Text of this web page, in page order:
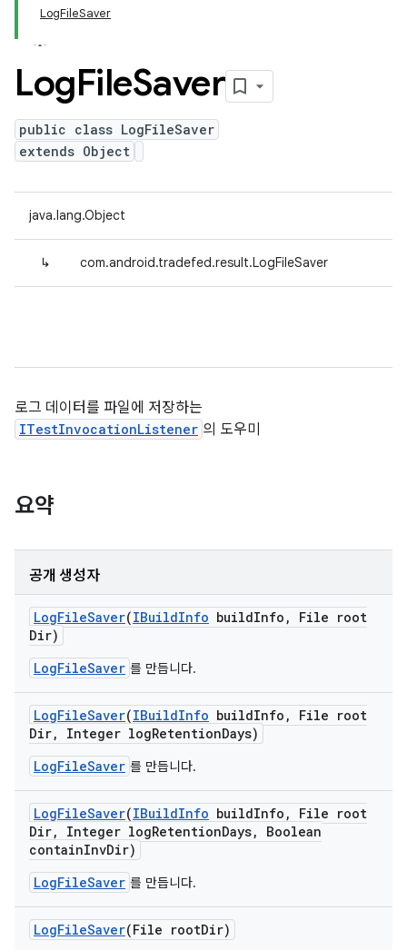
LogFileSaver
LogFileSaver
public class LogFileSaver
extends Object
java.lang.Object
↳ com.android.tradefed.result.LogFileSaver
로그 데이터를 파일에 저장하는
ITestInvocationListener 의 도우미
요약
공개 생성자
LogFileSaver(IBuildInfo buildInfo ,
File root
Dir)
LogFileSaver 를 만듭니다.
LogFileSaver(IBuildInfo buildInfo ,
File root
Dir, Integer logRetentionDays)
LogFileSaver 를 만듭니다.
LogFileSaver(IBuildInfo buildInfo ,
File root
Dir, Integer logRetentionDays,
Boolean
containInvDir)
LogFileSaver 를 만듭니다.
LogFileSaver(File rootDir)